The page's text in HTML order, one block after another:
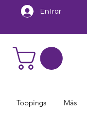
Entrar
Toppings Más